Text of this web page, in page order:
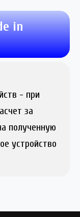
in
- при
за
полученную
устройство